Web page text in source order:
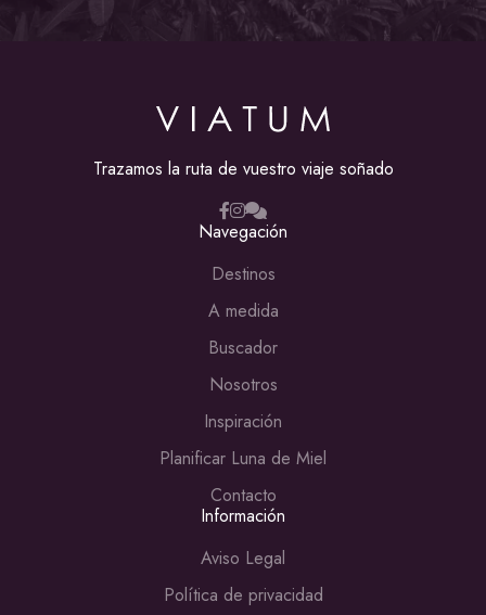
Trazamos la ruta de vuestro viaje soñado
Navegación
Destinos
A medida
Buscador
Nosotros
Inspiración
Planificar Luna de Miel
Contacto
Información
Aviso Legal
Política de privacidad